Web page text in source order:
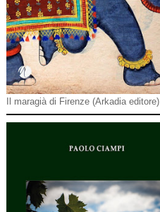
Il maragià di Firenze (Arkadia editore)